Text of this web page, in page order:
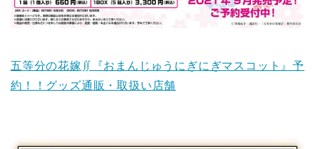
五等分の花嫁∬『おまんじゅうにぎにぎマスコット』予
約！！グッズ通販・取扱い店舗